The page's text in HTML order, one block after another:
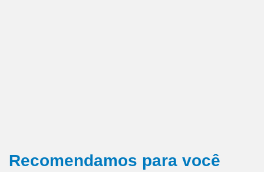
Recomendamos para você